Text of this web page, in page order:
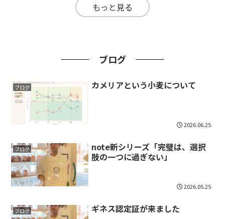
もっと見る
ブログ
ブログ カメリアという小麦について
2026.06.25
ブログ
note新シリーズ「完璧は、選択
肢の一つに過ぎない」
2026.05.25
ブログ ギネス認定証が来ました